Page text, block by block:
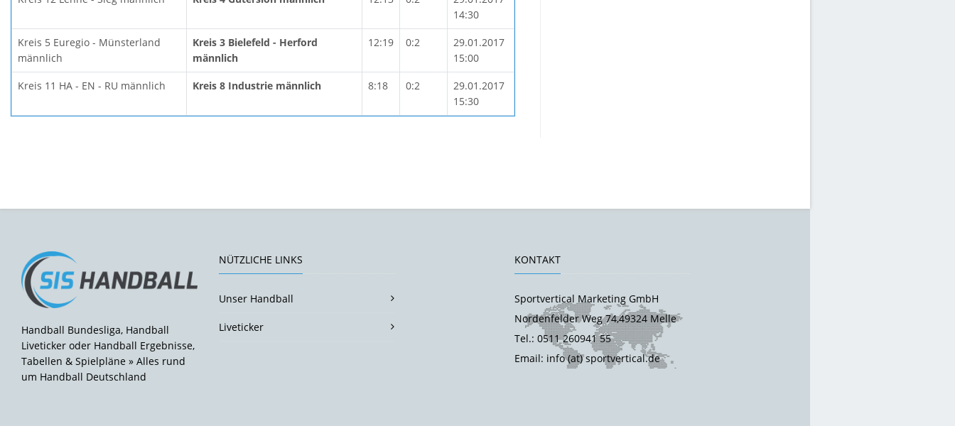
14:30
Kreis 5 Euregio - Münsterland
männlich
Kreis 3 Bielefeld - Herford
männlich
12:19 0:2
29.01.2017
15:00
Kreis 11 HA - EN - RU männlich Kreis 8 Industrie männlich 8:18 0:2
29.01.2017
15:30
Handball Bundesliga, Handball
Liveticker oder Handball Ergebnisse,
Tabellen & Spielpläne » Alles rund
um Handball Deutschland
NÜTZLICHE LINKS
Unser Handball
Liveticker
KONTAKT
Sportvertical Marketing GmbH
Nordenfelder Weg 74,49324 Melle
Tel.: 0511 260941 55
Email: info (at) sportvertical.de